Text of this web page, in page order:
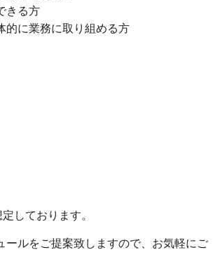
きる方
的に業務に取り組める方
しております。
ルをご提案致しますので、お気軽にご